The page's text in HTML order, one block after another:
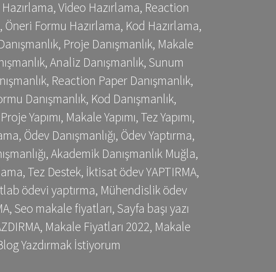
Video Hazırlama, Reaction
Formu Hazırlama, Kod Hazırlama,
Proje Danışmanlık, Makale
Analiz Danışmanlık, Sunum
Reaction Paper Danışmanlık,
Danışmanlık, Kod Danışmanlık,
Yapımı, Makale Yapımı, Tez Yapımı,
Ödev Danışmanlığı, Ödev Yaptırma,
Akademik Danışmanlık Muğla,
Tez Destek, İktisat ödev YAPTIRMA,
ödevi yaptırma, Mühendislik ödev
Seo makale fiyatları, Sayfa başı yazı
Makale Fiyatları 2022, Makale
Yazdırmak İstiyorum